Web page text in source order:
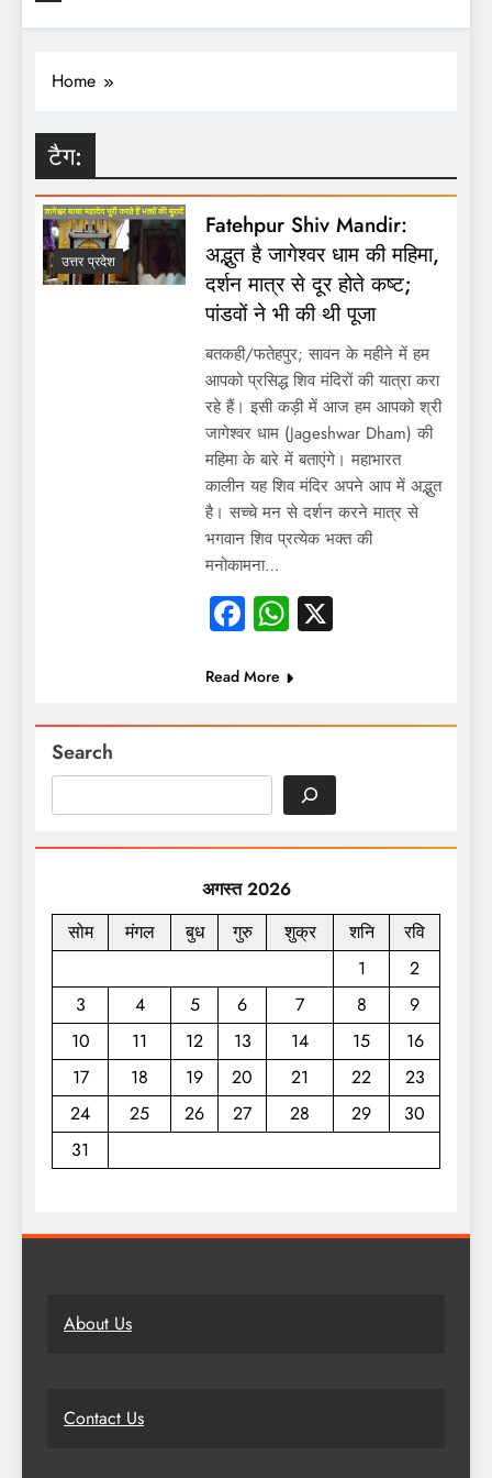
Home
टैग:
उत्तर प्रदेश
Fatehpur Shiv Mandir:
अद्भुत है जागेश्वर धाम की महिमा,
दर्शन मात्र से दूर होते कष्ट;
पांडवों ने भी की थी पूजा
बतकही/फतेहपुर; सावन के महीने में हम
आपको प्रसिद्ध शिव मंदिरों की यात्रा करा
रहे हैं। इसी कड़ी में आज हम आपको श्री
जागेश्वर धाम (Jageshwar Dham) की
महिमा के बारे में बताएंगे। महाभारत
कालीन यह शिव मंदिर अपने आप में अद्भुत
है। सच्चे मन से दर्शन करने मात्र से
भगवान शिव प्रत्येक भक्त की
मनोकामना…
Facebook
WhatsApp
X
Read More
Search
अगस्त 2026
सोम
मंगल बुध गुरु शुक्र शनि
रवि
1
2
3
4 5 6 7 8
9
10
11 12 13 14 15
16
17
18 19 20 21 22
23
24
25 26 27 28 29
30
31
About Us
Contact Us